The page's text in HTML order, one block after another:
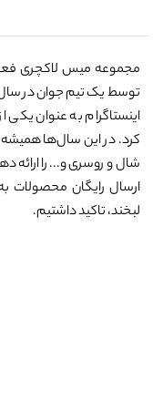
مجموعه میس لاکچری
اینستاگرام به عنوان
کرد. در این سال‌ها همیشه
شال و روسری و... را ارائه
ارسال رایگان محصولات
لبخند، تاکید داشتیم.